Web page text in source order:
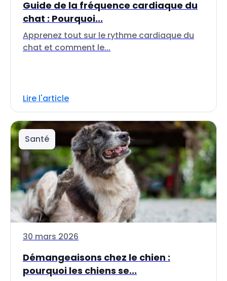
Guide de la fréquence cardiaque du
chat : Pourquoi...
Apprenez tout sur le rythme cardiaque du
chat et comment le...
Lire l'article
Santé
30 mars 2026
Démangeaisons chez le chien :
pourquoi les chiens se...